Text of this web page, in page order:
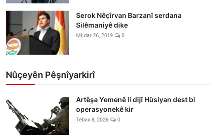
Serok Nêçîrvan Barzanî serdana
Silêmaniyê dike
Mijdar 26, 2019 0
Nûçeyên Pêşnîyarkirî
Artêşa Yemenê li dijî Hûsiyan dest bi
operasyonekê kir
Tebax 8, 2026 0